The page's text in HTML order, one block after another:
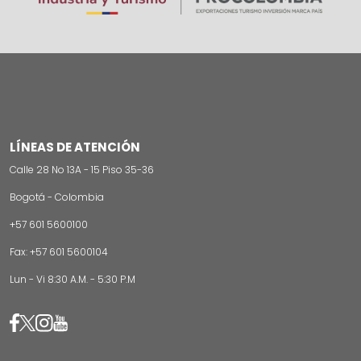
LÍNEAS DE ATENCIÓN
Calle 28 No 13A - 15 Piso 35-36
Bogotá - Colombia
+57 601 5600100
Fax: +57 601 5600104
Lun - Vi 8:30 A.M. - 5:30 P.M
Image
Image
ImageImage